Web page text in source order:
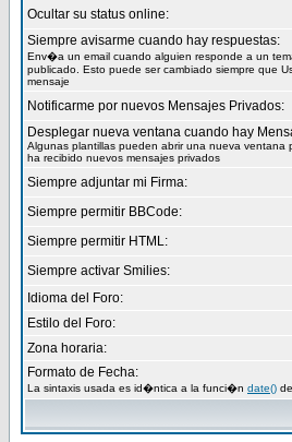
Ocultar su status online:
Siempre avisarme cuando hay respuestas:
Env�a un email cuando alguien responde a un
publicado. Esto puede ser cambiado siempre que
mensaje
Notificarme por nuevos Mensajes Privados:
Desplegar nueva ventana cuando hay
Algunas plantillas pueden abrir una nueva ventana
ha recibido nuevos mensajes privados
Siempre adjuntar mi Firma:
Siempre permitir BBCode:
Siempre permitir HTML:
Siempre activar Smilies:
Idioma del Foro:
Estilo del Foro:
Zona horaria:
Formato de Fecha:
La sintaxis usada es id�ntica a la funci�n date()